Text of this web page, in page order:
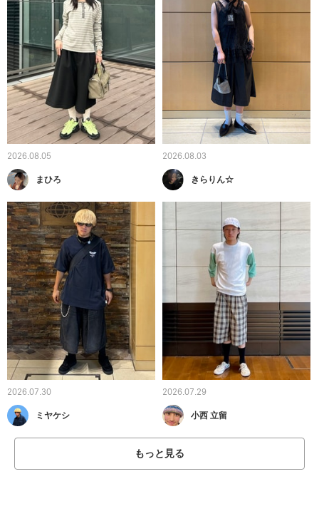
2026.08.05
まひろ
2026.08.03
きらりん☆
2026.07.30
ミヤケシ
2026.07.29
小西 立留
もっと見る